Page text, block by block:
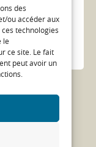
des
ou accéder aux
technologies
le
ce site. Le fait
peut avoir un